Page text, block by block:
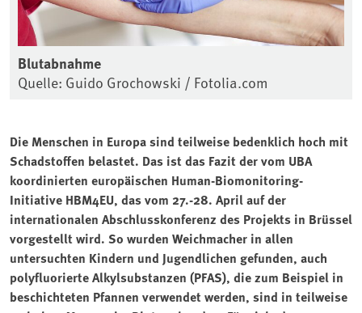
Blutabnahme
Quelle: Guido Grochowski / Fotolia.com
Die Menschen in Europa sind teilweise bedenklich hoch mit
Schadstoffen belastet. Das ist das Fazit der vom UBA
koordinierten europäischen Human-Biomonitoring-
Initiative HBM4EU, das vom 27.-28. April auf der
internationalen Abschlusskonferenz des Projekts in Brüssel
vorgestellt wird. So wurden Weichmacher in allen
untersuchten Kindern und Jugendlichen gefunden, auch
polyfluorierte Alkylsubstanzen (PFAS), die zum Beispiel in
beschichteten Pfannen verwendet werden, sind in teilweise